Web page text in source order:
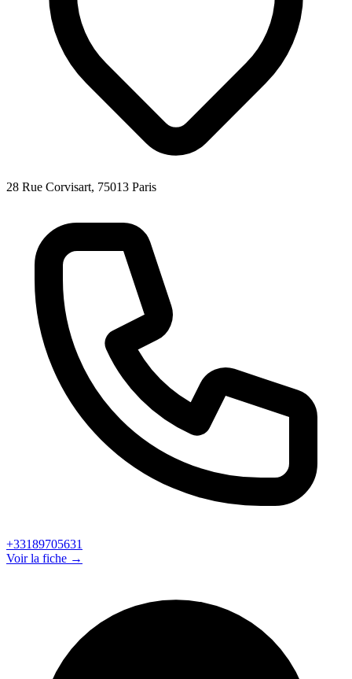
28 Rue Corvisart, 75013 Paris
+33189705631
Voir la fiche →